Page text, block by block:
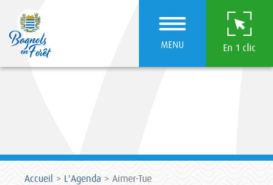
MENU En 1 clic
Accueil L'Agenda Aimer-Tue